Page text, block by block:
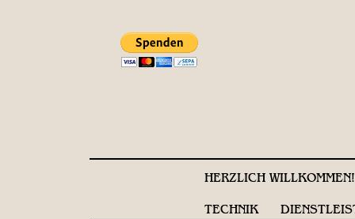
HERZLICH WILLKOMMEN!
TECHNIK